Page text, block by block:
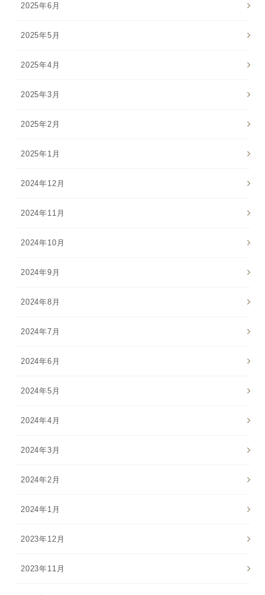
2025年6月
2025年5月
2025年4月
2025年3月
2025年2月
2025年1月
2024年12月
2024年11月
2024年10月
2024年9月
2024年8月
2024年7月
2024年6月
2024年5月
2024年4月
2024年3月
2024年2月
2024年1月
2023年12月
2023年11月